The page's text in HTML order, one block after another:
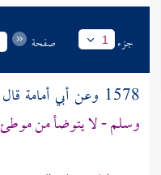
جزء 1 صفحة
1578 وعن أبي أمامة
وسلم - لا يتوضأ من موطئ